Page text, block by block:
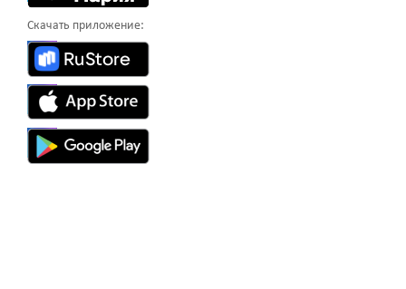
Скачать приложение: